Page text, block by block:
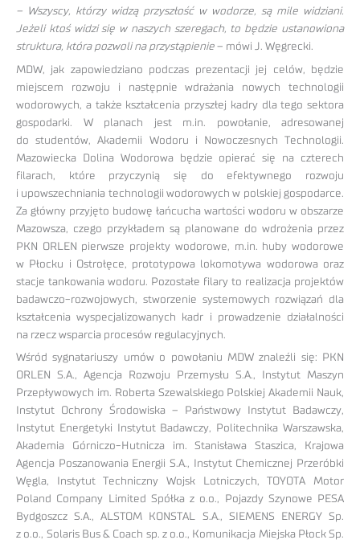
– Wszyscy, którzy widzą przyszłość w wodorze, są mile widziani.
Jeżeli ktoś widzi się w naszych szeregach, to będzie ustanowiona
struktura, która pozwoli na przystąpienie – mówi J. Węgrecki.
MDW, jak zapowiedziano podczas prezentacji jej celów, będzie
miejscem rozwoju i następnie wdrażania nowych technologii
wodorowych, a także kształcenia przyszłej kadry dla tego sektora
gospodarki. W planach jest m.in. powołanie, adresowanej
do studentów, Akademii Wodoru i Nowoczesnych Technologii.
Mazowiecka Dolina Wodorowa będzie opierać się na czterech
filarach, które przyczynią się do efektywnego rozwoju
i upowszechniania technologii wodorowych w polskiej gospodarce.
Za główny przyjęto budowę łańcucha wartości wodoru w obszarze
Mazowsza, czego przykładem są planowane do wdrożenia przez
PKN ORLEN pierwsze projekty wodorowe, m.in. huby wodorowe
w Płocku i Ostrołęce, prototypowa lokomotywa wodorowa oraz
stacje tankowania wodoru. Pozostałe filary to realizacja projektów
badawczo-rozwojowych, stworzenie systemowych rozwiązań dla
kształcenia wyspecjalizowanych kadr i prowadzenie działalności
na rzecz wsparcia procesów regulacyjnych.
Wśród sygnatariuszy umów o powołaniu MDW znaleźli się: PKN
ORLEN S.A., Agencja Rozwoju Przemysłu S.A., Instytut Maszyn
Przepływowych im. Roberta Szewalskiego Polskiej Akademii Nauk,
Instytut Ochrony Środowiska – Państwowy Instytut Badawczy,
Instytut Energetyki Instytut Badawczy, Politechnika Warszawska,
Akademia Górniczo-Hutnicza im. Stanisława Staszica, Krajowa
Agencja Poszanowania Energii S.A., Instytut Chemicznej Przeróbki
Węgla, Instytut Techniczny Wojsk Lotniczych, TOYOTA Motor
Poland Company Limited Spółka z o.o., Pojazdy Szynowe PESA
Bydgoszcz S.A., ALSTOM KONSTAL S.A., SIEMENS ENERGY Sp.
z o.o., Solaris Bus & Coach sp. z o.o., Komunikacja Miejska Płock Sp.